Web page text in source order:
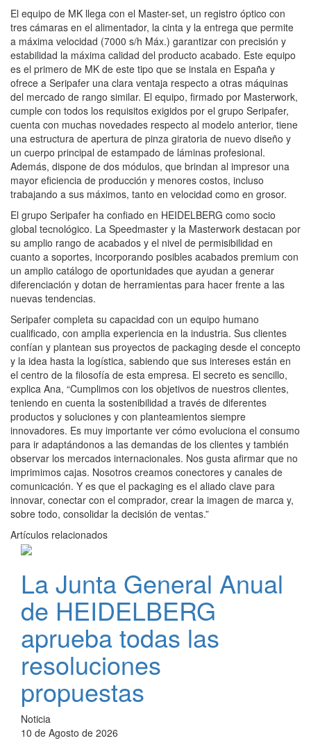
El equipo de MK llega con el Master-set, un registro óptico con
tres cámaras en el alimentador, la cinta y la entrega que permite
a máxima velocidad (7000 s/h Máx.) garantizar con precisión y
estabilidad la máxima calidad del producto acabado. Este equipo
es el primero de MK de este tipo que se instala en España y
ofrece a Seripafer una clara ventaja respecto a otras máquinas
del mercado de rango similar. El equipo, firmado por Masterwork,
cumple con todos los requisitos exigidos por el grupo Seripafer,
cuenta con muchas novedades respecto al modelo anterior, tiene
una estructura de apertura de pinza giratoria de nuevo diseño y
un cuerpo principal de estampado de láminas profesional.
Además, dispone de dos módulos, que brindan al impresor una
mayor eficiencia de producción y menores costos, incluso
trabajando a sus máximos, tanto en velocidad como en grosor.
El grupo Seripafer ha confiado en HEIDELBERG como socio
global tecnológico. La Speedmaster y la Masterwork destacan por
su amplio rango de acabados y el nivel de permisibilidad en
cuanto a soportes, incorporando posibles acabados premium con
un amplio catálogo de oportunidades que ayudan a generar
diferenciación y dotan de herramientas para hacer frente a las
nuevas tendencias.
Seripafer completa su capacidad con un equipo humano
cualificado, con amplia experiencia en la industria. Sus clientes
confían y plantean sus proyectos de packaging desde el concepto
y la idea hasta la logística, sabiendo que sus intereses están en
el centro de la filosofía de esta empresa. El secreto es sencillo,
explica Ana, “Cumplimos con los objetivos de nuestros clientes,
teniendo en cuenta la sostenibilidad a través de diferentes
productos y soluciones y con planteamientos siempre
innovadores. Es muy importante ver cómo evoluciona el consumo
para ir adaptándonos a las demandas de los clientes y también
observar los mercados internacionales. Nos gusta afirmar que no
imprimimos cajas. Nosotros creamos conectores y canales de
comunicación. Y es que el packaging es el aliado clave para
innovar, conectar con el comprador, crear la imagen de marca y,
sobre todo, consolidar la decisión de ventas.”
Artículos relacionados
La Junta General Anual
de HEIDELBERG
aprueba todas las
resoluciones
propuestas
Noticia
10 de Agosto de 2026